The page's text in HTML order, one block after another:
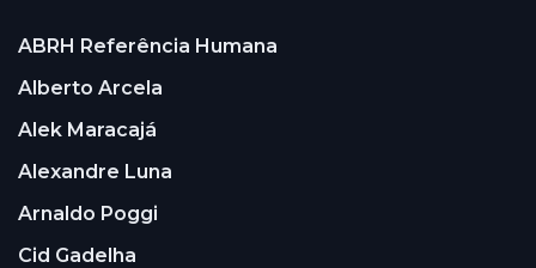
ABRH Referência Humana
Alberto Arcela
Alek Maracajá
Alexandre Luna
Arnaldo Poggi
Cid Gadelha